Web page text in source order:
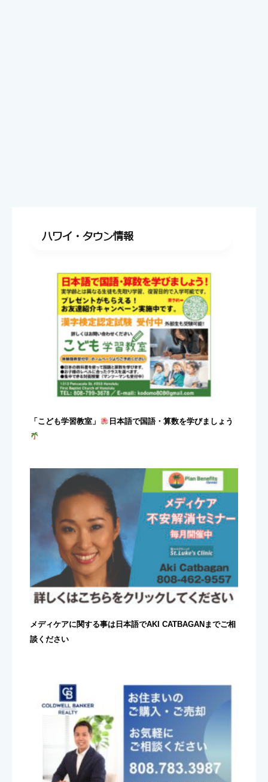
ハワイ・タウン情報
「こども学習教室」 日本語で国語・算数を学びましょう
メディケアに関する事は日本語でAKI CATBAGANまでご相
談ください